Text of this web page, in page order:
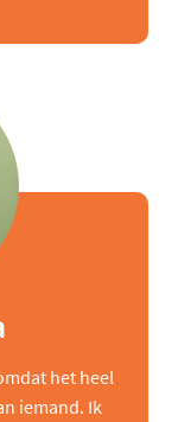
het heel
iemand. Ik